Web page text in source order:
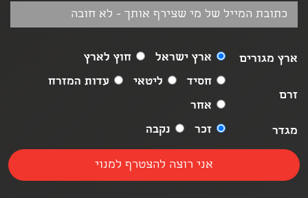
ארץ מגורים ארץ ישראל חוץ לארץ
זרם
חסיד ליטאי
עדות המזרח
אחר
מגדר
זכר נקבה